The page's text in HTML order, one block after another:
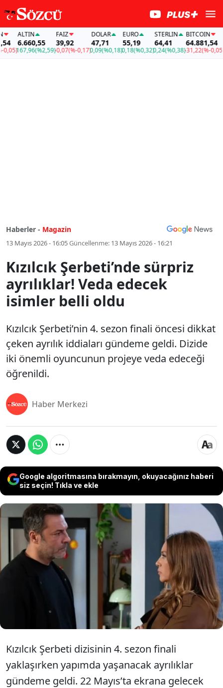
ALTIN
6.660,55
167,96(%2,59)
FAİZ
39,92
-0,07(%-0,17)
DOLAR
47,71
0,09(%0,18)
EURO
55,19
0,18(%0,32)
STERLIN
64,41
0,24(%0,38)
BITCOIN
64.881,54
-31,22(%-0,05)
Haberler - Magazin
13 Mayıs 2026 - 16:05Güncellenme: 13 Mayıs 2026 - 16:21
Kızılcık Şerbeti’nde sürpriz
ayrılıklar! Veda edecek
isimler belli oldu
Kızılcık Şerbeti’nin 4. sezon finali öncesi dikkat
çeken ayrılık iddiaları gündeme geldi. Dizide
iki önemli oyuncunun projeye veda edeceği
öğrenildi.
Haber Merkezi
Google algoritmasına bırakmayın, okuyacağınız haberi
siz seçin! Tıkla ve ekle
Kızılcık Şerbeti’nin 4. sezon finali öncesi
dikkat çeken ayrılık iddiaları gündeme
geldi. Dizide iki önemli oyuncunun
projeye veda edeceği öğrenildi.
Kızılcık Şerbeti dizisinin 4. sezon finali
yaklaşırken yapımda yaşanacak ayrılıklar
gündeme geldi. 22 Mayıs’ta ekrana gelecek